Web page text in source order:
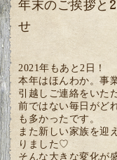
年末のご挨拶と
せ
2021年もあと2日！
本年はほんわか。事
引越しご連絡をいた
前ではない毎日がど
も多かったです。
また新しい家族を迎
りました♡
そんな大きな変化が